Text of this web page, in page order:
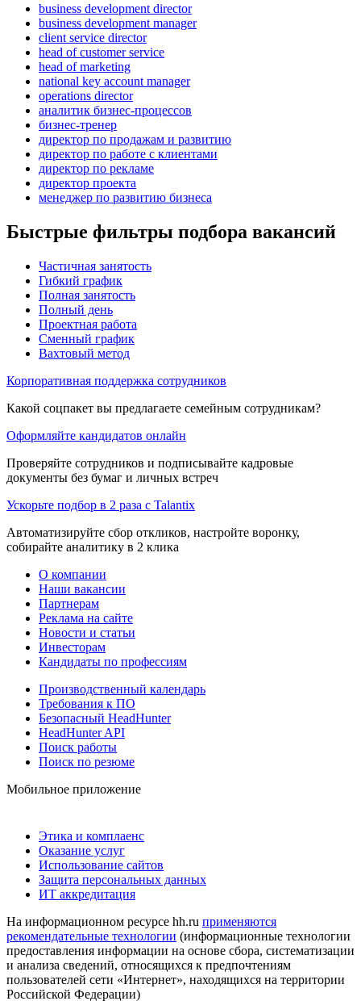
business development director
business development manager
client service director
head of customer service
head of marketing
national key account manager
operations director
аналитик бизнес-процессов
бизнес-тренер
директор по продажам и развитию
директор по работе с клиентами
директор по рекламе
директор проекта
менеджер по развитию бизнеса
Быстрые фильтры подбора вакансий
Частичная занятость
Гибкий график
Полная занятость
Полный день
Проектная работа
Сменный график
Вахтовый метод
Корпоративная поддержка сотрудников
Какой соцпакет вы предлагаете семейным сотрудникам?
Оформляйте кандидатов онлайн
Проверяйте сотрудников и подписывайте кадровые
документы без бумаг и личных встреч
Ускорьте подбор в 2 раза с Talantix
Автоматизируйте сбор откликов, настройте воронку,
собирайте аналитику в 2 клика
О компании
Наши вакансии
Партнерам
Реклама на сайте
Новости и статьи
Инвесторам
Кандидаты по профессиям
Производственный календарь
Требования к ПО
Безопасный HeadHunter
HeadHunter API
Поиск работы
Поиск по резюме
Мобильное приложение
Этика и комплаенс
Оказание услуг
Использование сайтов
Защита персональных данных
ИТ аккредитация
На информационном ресурсе hh.ru применяются
рекомендательные технологии (информационные технологии
предоставления информации на основе сбора, систематизации
и анализа сведений, относящихся к предпочтениям
пользователей сети «Интернет», находящихся на территории
Российской Федерации)